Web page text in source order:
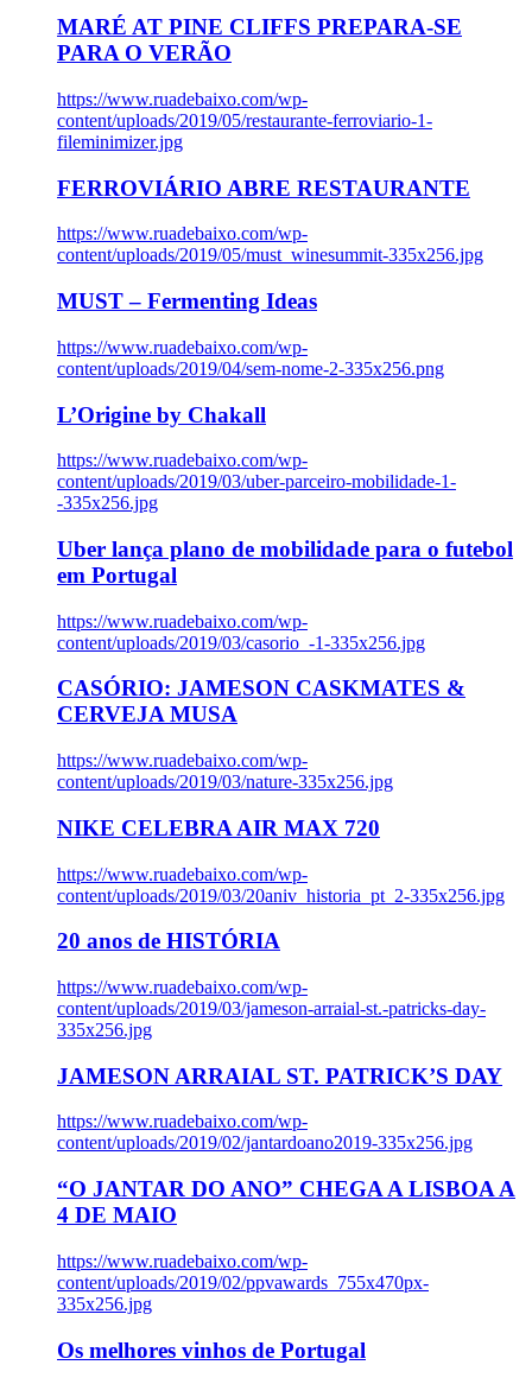
MARÉ AT PINE CLIFFS PREPARA-SE
PARA O VERÃO
https://www.ruadebaixo.com/wp-
content/uploads/2019/05/restaurante-ferroviario-1-
fileminimizer.jpg
FERROVIÁRIO ABRE RESTAURANTE
https://www.ruadebaixo.com/wp-
content/uploads/2019/05/must_winesummit-335x256.jpg
MUST – Fermenting Ideas
https://www.ruadebaixo.com/wp-
content/uploads/2019/04/sem-nome-2-335x256.png
L’Origine by Chakall
https://www.ruadebaixo.com/wp-
content/uploads/2019/03/uber-parceiro-mobilidade-1-
-335x256.jpg
Uber lança plano de mobilidade para o futebol
em Portugal
https://www.ruadebaixo.com/wp-
content/uploads/2019/03/casorio_-1-335x256.jpg
CASÓRIO: JAMESON CASKMATES &
CERVEJA MUSA
https://www.ruadebaixo.com/wp-
content/uploads/2019/03/nature-335x256.jpg
NIKE CELEBRA AIR MAX 720
https://www.ruadebaixo.com/wp-
content/uploads/2019/03/20aniv_historia_pt_2-335x256.jpg
20 anos de HISTÓRIA
https://www.ruadebaixo.com/wp-
content/uploads/2019/03/jameson-arraial-st.-patricks-day-
335x256.jpg
JAMESON ARRAIAL ST. PATRICK’S DAY
https://www.ruadebaixo.com/wp-
content/uploads/2019/02/jantardoano2019-335x256.jpg
“O JANTAR DO ANO” CHEGA A LISBOA A
4 DE MAIO
https://www.ruadebaixo.com/wp-
content/uploads/2019/02/ppvawards_755x470px-
335x256.jpg
Os melhores vinhos de Portugal